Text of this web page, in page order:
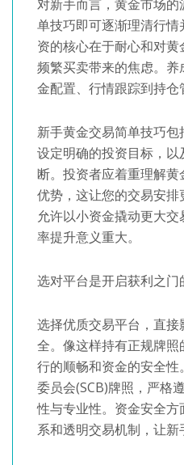
对新手而言，黄金市场
单技巧即可逐渐理清行
资的核心在于耐心和对
频繁买卖带来的焦虑。
金配置、行情跟踪到持仓
新手黄金交易简单技巧包
设定明确的投资目标，
断。投资者应着重理解
优势，这让您的交易安
允许以小资金撬动更大
率提升意义重大。
选对平台是开启获利之门
选择优质交易平台，直
全。像这样持有正规牌
行的顺畅和资金的安全
委员会(SCB)牌照，严格
性与专业性。资金安全
系和透明交易机制，让新